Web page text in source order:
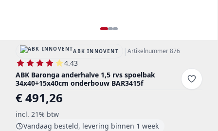
ABK INNOVENT | Artikelnummer 876
4.43
ABK Baronga anderhalve 1,5 rvs spoelbak
34x40+15x40cm onderbouw BAR3415f
€ 491,26
incl. 21% btw
Vandaag besteld, levering binnen 1 week